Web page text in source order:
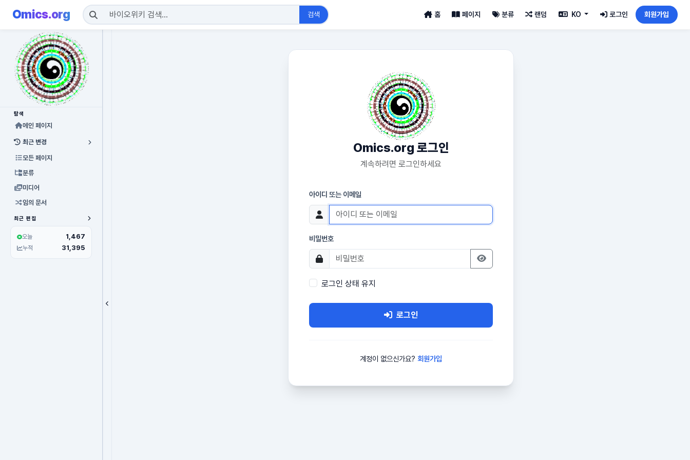
Omics.org 검색 홈 페이지 분류 랜덤 KO 로그인 회원가입
탐색
메인 페이지
최근 변경
모든 페이지
분류
미디어
임의 문서
최근 편집
오늘 1,467
누적 31,395
Omics.org 로그인
계속하려면 로그인하세요
아이디 또는 이메일
비밀번호
로그인 상태 유지
로그인
계정이 없으신가요? 회원가입